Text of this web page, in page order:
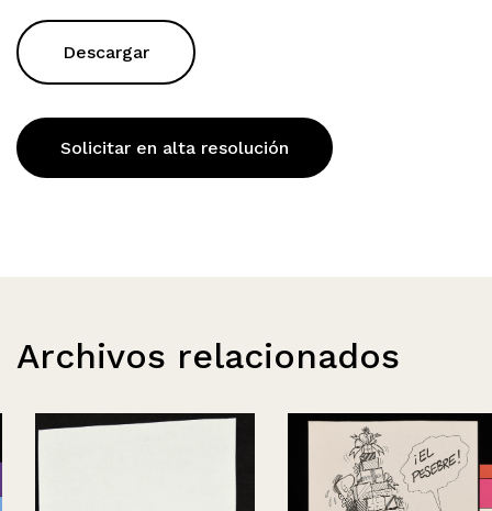
Descargar
Solicitar en alta resolución
Archivos relacionados